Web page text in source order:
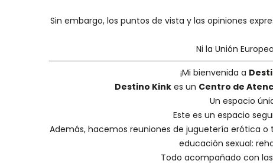
Sin embargo, los puntos de vista y las opiniones
Ni la Unión
¡Mi bienvenida a
Destino Kink es un Centro de
Un espacio
Este es un espacio
Además, hacemos reuniones de juguetería erótica o
educación sexual:
Todo acompañado con